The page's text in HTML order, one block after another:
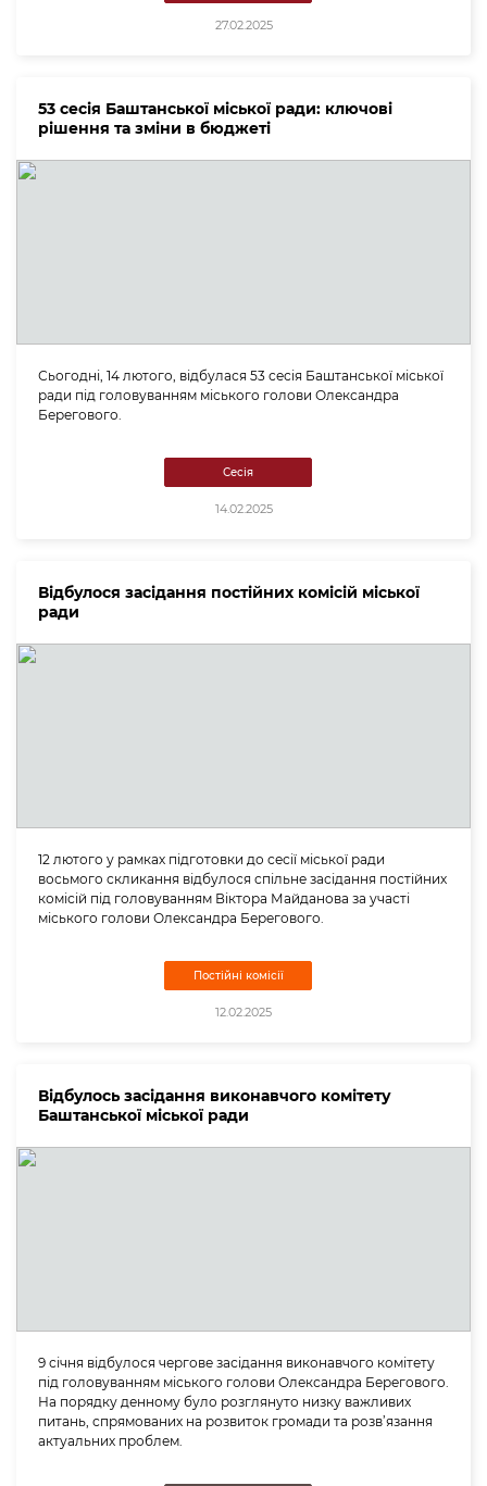
27.02.2025
53 сесія Баштанської міської ради: ключові
рішення та зміни в бюджеті
Сьогодні, 14 лютого, відбулася 53 сесія Баштанської міської
ради під головуванням міського голови Олександра
Берегового.
Сесія
14.02.2025
Відбулося засідання постійних комісій міської
ради
12 лютого у рамках підготовки до сесії міської ради
восьмого скликання відбулося спільне засідання постійних
комісій під головуванням Віктора Майданова за участі
міського голови Олександра Берегового.
Постійні комісії
12.02.2025
Відбулось засідання виконавчого комітету
Баштанської міської ради
9 січня відбулося чергове засідання виконавчого комітету
під головуванням міського голови Олександра Берегового.
На порядку денному було розглянуто низку важливих
питань, спрямованих на розвиток громади та розв’язання
актуальних проблем.